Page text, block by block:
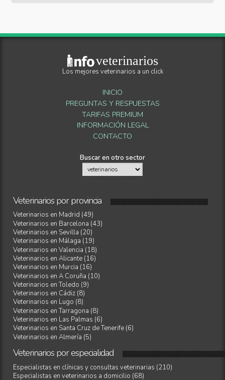
veterinarios
Los mejores veterinarios a un click
INICIO
PREGUNTAS Y RESPUESTAS
TARIFAS PREMIUM
INFORMACIÓN LEGAL
CONTACTO
Buscar en otro sector
Veterinariosporprovincia
Veterinarios en Madrid (49)
Veterinarios en Barcelona (43)
Veterinarios en Sevilla (20)
Veterinarios en Málaga (19)
Veterinarios en Valencia (18)
Veterinarios en Alicante (16)
Veterinarios en Murcia (16)
Veterinarios en A Coruña (10)
Veterinarios en Toledo (9)
Veterinarios en Cádiz (8)
Veterinarios en Lugo (8)
Veterinarios en Tarragona (8)
Veterinarios en Las Palmas (6)
Veterinarios en Santa Cruz de Tenerife (6)
Veterinarios en Almería (5)
Veterinariosporespecialidad
Especialistas en clínicas y consultas veterinarias (210)
Especialistas en veterinarios a domicilio (68)